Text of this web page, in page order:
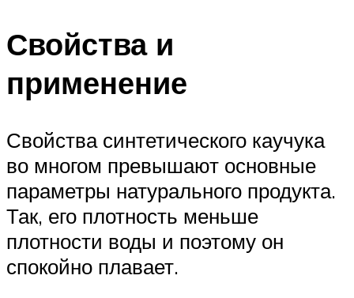
Свойства и
применение
Свойства синтетического каучука
во многом превышают основные
параметры натурального продукта.
Так, его плотность меньше
плотности воды и поэтому он
спокойно плавает.